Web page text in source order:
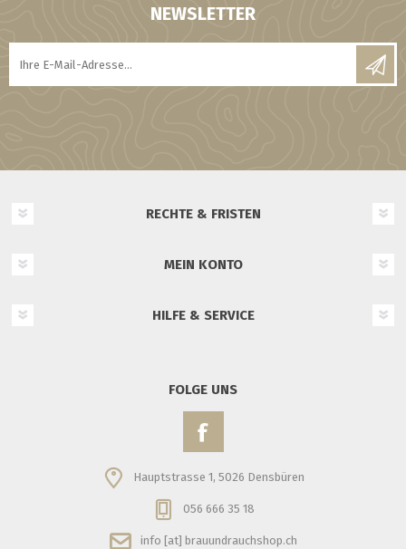
NEWSLETTER
RECHTE & FRISTEN
MEIN KONTO
HILFE & SERVICE
FOLGE UNS
Hauptstrasse 1, 5026 Densbüren
056 666 35 18
info [at] brauundrauchshop.ch